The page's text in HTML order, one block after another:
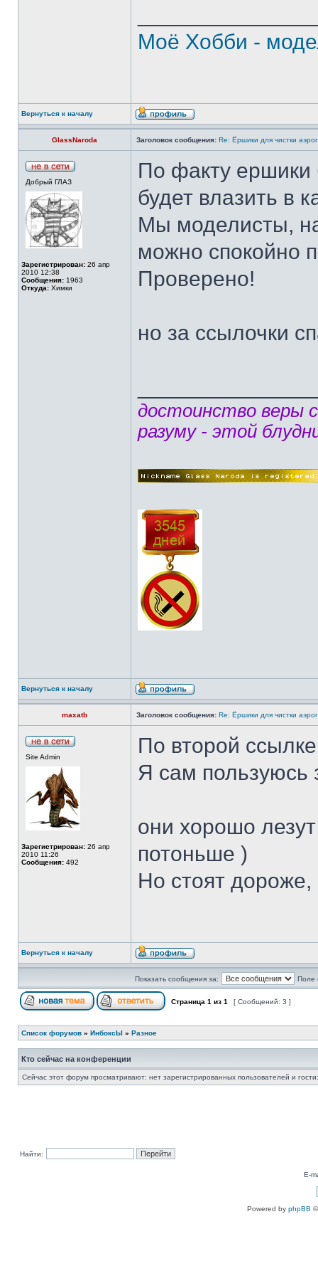
Моё Хобби -
Вернуться к началу
GlassNaroda Заголовок сообщения: Re: Ёршики для чистки
Добрый ГЛАЗ
Зарегистрирован: 26 апр
2010 12:38
Сообщения: 1963
Откуда: Химки
По факту ершики
будет влазить в
Мы моделисты,
можно спокойно
Проверено!
но за ссылочки
достоинство веры
разуму - этой
Вернуться к началу
maxatb Заголовок сообщения: Re: Ёршики для чистки
Site Admin
Зарегистрирован: 26 апр
2010 11:26
Сообщения: 492
По второй
Я сам
они хорошо
потоньше )
Но стоят дороже,
Вернуться к началу
Показать сообщения за: Поле
Страница 1 из 1 [ Сообщений: 3 ]
Список форумов » ИнбоксЫ » Разное
Кто сейчас на конференции
Сейчас этот форум просматривают: нет зарегистрированных пользователей и
Найти:
E-
Powered by phpBB